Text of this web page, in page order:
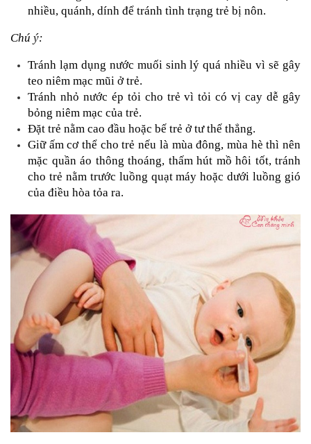
nhiều, quánh, dính để tránh tình trạng trẻ bị nôn.
Chú ý:
Tránh lạm dụng nước muối sinh lý quá nhiều vì sẽ gây
teo niêm mạc mũi ở trẻ.
Tránh nhỏ nước ép tỏi cho trẻ vì tỏi có vị cay dễ gây
bỏng niêm mạc của trẻ.
Đặt trẻ nằm cao đầu hoặc bế trẻ ở tư thế thẳng.
Giữ ấm cơ thể cho trẻ nếu là mùa đông, mùa hè thì nên
mặc quần áo thông thoáng, thấm hút mồ hôi tốt, tránh
cho trẻ nằm trước luồng quạt máy hoặc dưới luồng gió
của điều hòa tỏa ra.